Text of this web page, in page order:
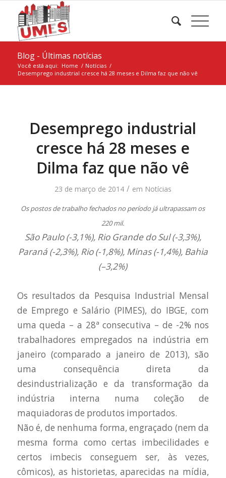
Blog - Últimas notícias
Você está aqui: Home / Notícias /
Desemprego industrial cresce há 28 meses e Dilma faz que não vê
Desemprego industrial
cresce há 28 meses e
Dilma faz que não vê
23 de março de 2014 / em Notícias
Os postos de trabalho fechados no período já ultrapassam os
220 mil.
São Paulo (-3,1%), Rio Grande do Sul (-3,3%),
Paraná (-2,3%), Rio (-1,8%), Minas (-1,4%), Bahia
(–3,2%)
Os resultados da Pesquisa Industrial Mensal
de Emprego e Salário (PIMES), do IBGE, com
uma queda – a 28ª consecutiva – de -2% nos
trabalhadores empregados na indústria em
janeiro (comparado a janeiro de 2013), são
uma consequência direta da
desindustrialização e da transformação da
indústria interna numa coleção de
maquiadoras de produtos importados.
Não é, de nenhuma forma, engraçado (nem da
mesma forma como certas imbecilidades e
certos imbecis conseguem ser, às vezes,
cômicos), as historietas, aparecidas na mídia,